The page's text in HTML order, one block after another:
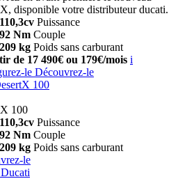
disponible votre distributeur ducati.
110,3cv Puissance
92 Nm Couple
209 kg Poids sans carburant
de 17 490€ ou 179€/mois i
le Découvrez-le
100
100
110,3cv Puissance
92 Nm Couple
209 kg Poids sans carburant
le